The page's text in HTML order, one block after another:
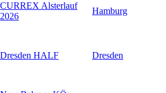
CURREX Alsterlauf
2026
Hamburg
Dresden HALF Dresden